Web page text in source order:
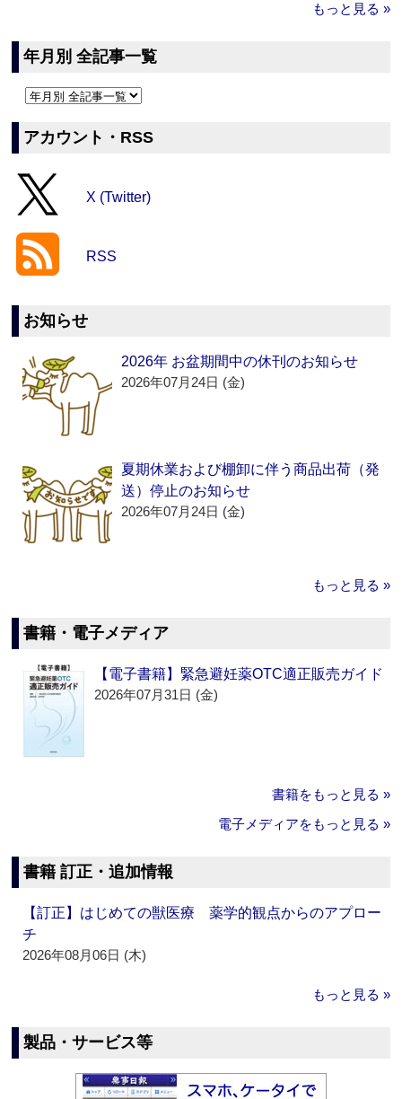
もっと見る »
年月別 全記事一覧
アカウント・RSS
X (Twitter)
RSS
お知らせ
2026年 お盆期間中の休刊のお知らせ
2026年07月24日 (金)
夏期休業および棚卸に伴う商品出荷（発
送）停止のお知らせ
2026年07月24日 (金)
もっと見る »
書籍・電子メディア
【電子書籍】緊急避妊薬OTC適正販売ガイド
2026年07月31日 (金)
書籍をもっと見る »
電子メディアをもっと見る »
書籍 訂正・追加情報
【訂正】はじめての獣医療 薬学的観点からのアプロー
チ
2026年08月06日 (木)
もっと見る »
製品・サービス等